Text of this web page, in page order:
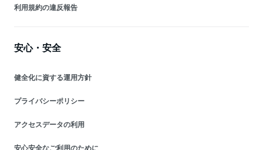
利用規約の違反報告
安心・安全
健全化に資する運用方針
プライバシーポリシー
アクセスデータの利用
安心安全なご利用のために